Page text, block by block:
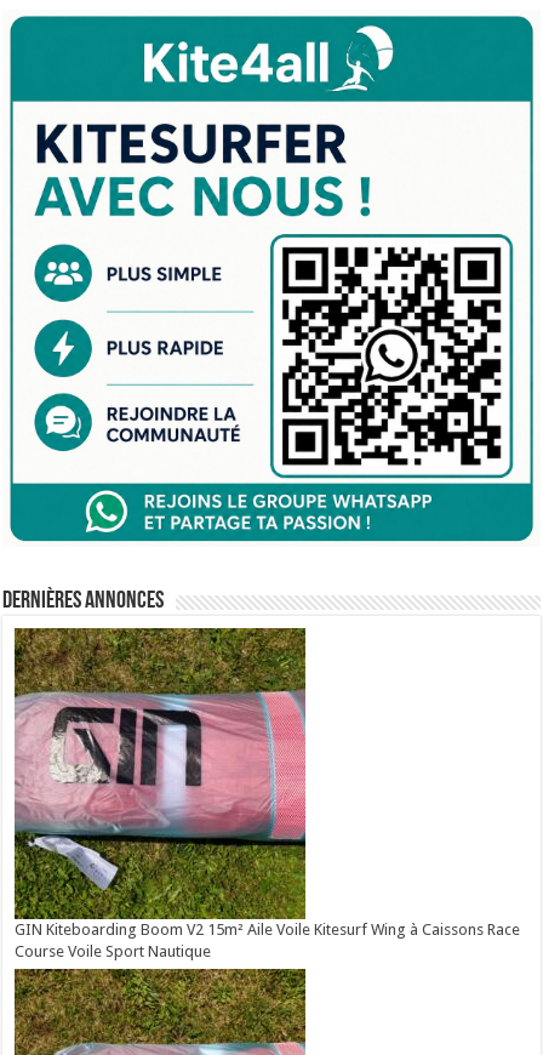
Dernières annonces
GIN Kiteboarding Boom V2 15m² Aile Voile Kitesurf Wing à Caissons Race
Course Voile Sport Nautique